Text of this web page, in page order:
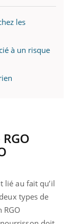
les
à un risque
lié au fait qu’il
types de